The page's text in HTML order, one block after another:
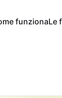
funzionaLe